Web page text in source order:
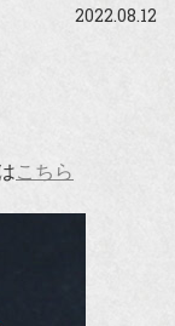
2022.08.12
こちら